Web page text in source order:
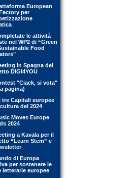
European
per
le attività
nel WP2 di “Green
Food
in Spagna del
DIGI4YOU
"Ciack, si vota"
pagina)
tre Capitali europee
del 2024
Moves Europe
2024
a Kavala per il
“Learn Stem” e
di Europa
per sostenere le
letterarie europee